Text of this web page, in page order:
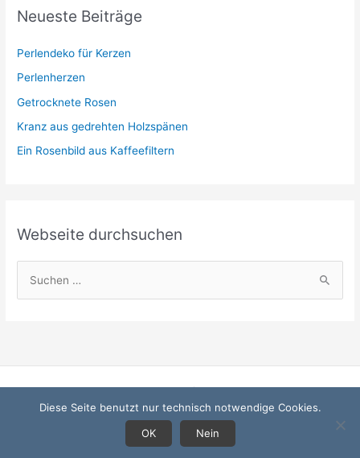
g
r
i
Neueste Beiträge
Perlendeko für Kerzen
Perlenherzen
Getrocknete Rosen
Kranz aus gedrehten Holzspänen
Ein Rosenbild aus Kaffeefiltern
Webseite durchsuchen
Startseite
Datenschutzerklärung
Impressum
Diese Seite benutzt nur technisch notwendige Cookies.
OK
Nein